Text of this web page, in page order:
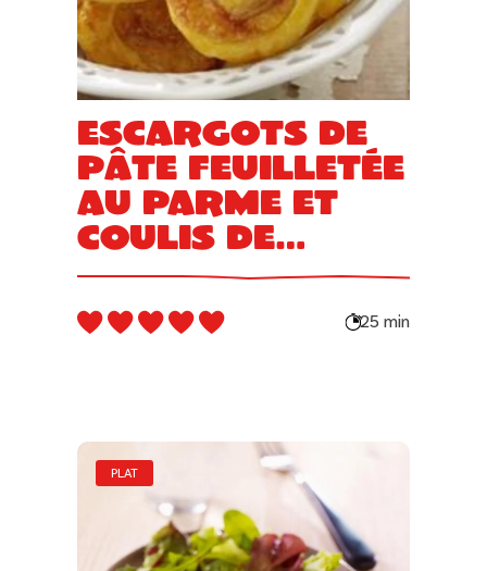
Escargots de
pâte feuilletée
au Parme et
coulis de
tomates au
basilic
25 min
PLAT